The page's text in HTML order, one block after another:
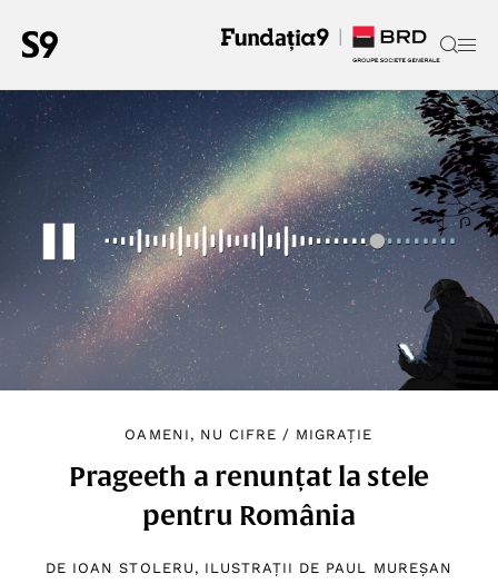
OAMENI, NU CIFRE / MIGRAȚIE
Prageeth a renunțat la stele
pentru România
DE IOAN STOLERU , ILUSTRAȚII DE PAUL MUREȘAN